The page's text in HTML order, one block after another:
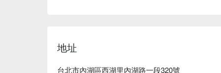
地址
台北市內湖區西湖里內湖路一段320號